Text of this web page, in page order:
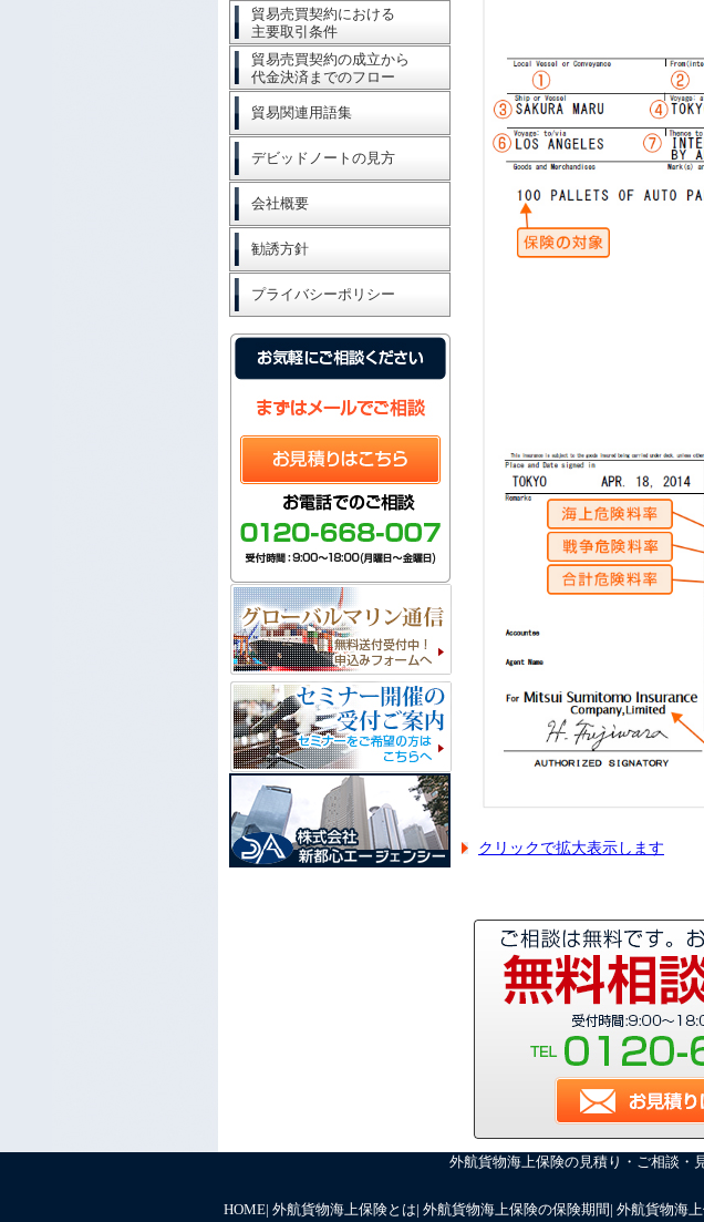
クリックで拡大表示します
貿易売買契約における
主要取引条件
貿易売買契約の成立から
代金決済までのフロー
貿易関連用語集
デビッドノートの見方
会社概要
勧誘方針
プライバシーポリシー
外航貨物海上保険の見積り・ご相談・
HOME| 外航貨物海上保険とは| 外航貨物海上保険の保険期間 | 外航貨物海